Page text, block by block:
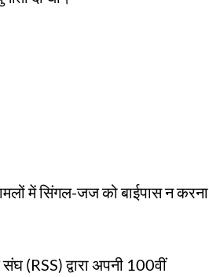
में सिंगल-जज को बाईपास न करना
(RSS) द्वारा अपनी 100वीं